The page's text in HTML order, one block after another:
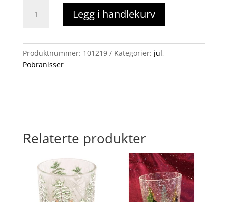
Pobranisser
med
Legg i handlekurv
Produktnummer: 101219 Kategorier: jul,
Pobranisser
Relaterte produkter